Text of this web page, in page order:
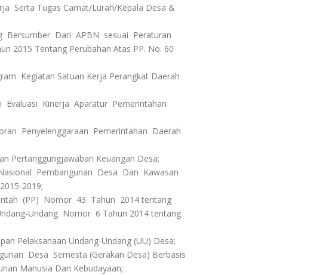
Serta Tugas Camat/Lurah/Kepala Desa &
Bersumber Dari APBN sesuai Peraturan
2015 Tentang Perubahan Atas PP. No. 60
Kegiatan Satuan Kerja Perangkat Daerah
Evaluasi Kinerja Aparatur Pemerintahan
Penyelenggaraan Pemerintahan Daerah
Pertanggungjawaban Keuangan Desa;
Pembangunan Desa Dan Kawasan
2019;
(PP) Nomor 43 Tahun 2014 tentang
Undang Nomor 6 Tahun 2014 tentang
Pelaksanaan Undang-Undang (UU) Desa;
Desa Semesta (Gerakan Desa) Berbasis
Manusia Dan Kebudayaan;